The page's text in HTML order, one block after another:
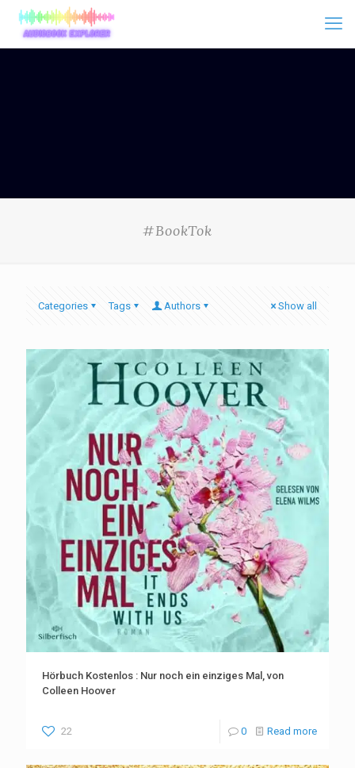
#BookTok
Categories Tags Authors Show all
Hörbuch Kostenlos : Nur noch ein einziges Mal, von
Colleen Hoover
22 0 Read more